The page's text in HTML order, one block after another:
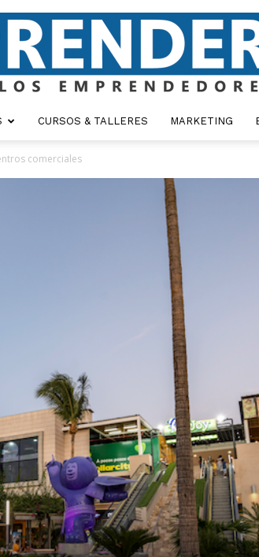
CURSOS & TALLERES MARKETING
comerciales